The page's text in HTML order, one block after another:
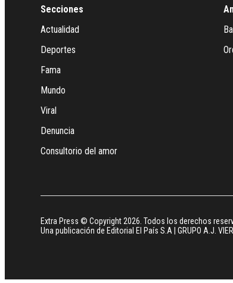
Secciones
Actualidad
Deportes
Fama
Mundo
Viral
Denuncia
Consultorio del amor
Extra Press © Copyright 2026. Todos los derechos
Una publicación de Editorial El País S.A | GRUPO A.J.